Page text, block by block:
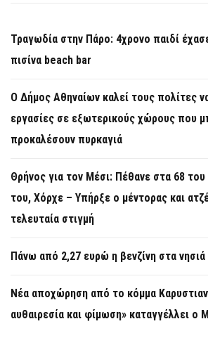
Τραγωδία στην Πάρο: 4χρονο παιδί
πισίνα beach bar
Ο Δήμος Αθηναίων καλεί τους πολίτες
εργασίες σε εξωτερικούς χώρους που
προκαλέσουν πυρκαγιά
Θρήνος για τον Μέσι: Πέθανε στα 68
του, Χόρχε – Υπήρξε ο μέντορας και
τελευταία στιγμή
Πάνω από 2,27 ευρώ η βενζίνη στα νησιά
Νέα αποχώρηση από το κόμμα
αυθαιρεσία και φίμωση» καταγγέλλει ο